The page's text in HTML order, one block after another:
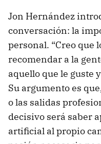
Jon Hernández
conversación: la
personal. “Creo que
recomendar a la
aquello que le guste
Su argumento es
o las salidas
decisivo será saber
artificial al propio